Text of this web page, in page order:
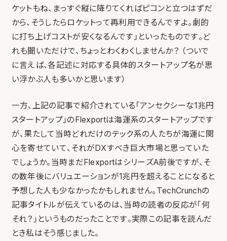
ケットもね、まっすぐ縦に降りてくればピコンと立つはずだ
から、そうしたらロケットって再利用できるんですよ。劇的
に打ち上げコストが安くなるんです」といったものです。ど
れも聞いただけで、ちょっとわくわくしませんか？ （ついで
に言えば、各記述に対応する具体的スタートアップ名が思
い浮かぶ人も多いかと思います）
一方、上記の記事で紹介されている「アンセクシーな1兆円
スタートアップ」のFlexportは海運系のスタートアップです
が、果たして当時どれだけのテック系の人たちが海運に関
心を寄せていて、それがDXすべき巨大市場と思っていた
でしょうか。当時まだFlexportはシリーズA前後ですが、そ
の数年後にバリュエーションが1兆円を超えることになると
予想した人も少なかったかもしれません。TechCrunchの
記事タイトルが伝えているのは、当時の読者の反応が「何
それ？」というものだったことです。実際この記事を読んだ
とき私はそう感じました。